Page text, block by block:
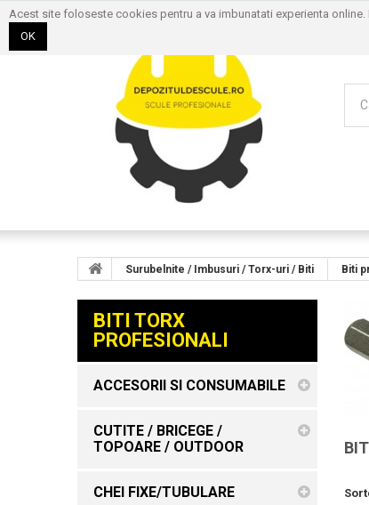
Surubelnite / Imbusuri / Torx-uri / Biti Biti
BITI TORX
PROFESIONALI
ACCESORII SI CONSUMABILE
CUTITE / BRICEGE /
TOPOARE / OUTDOOR
CHEI FIXE/TUBULARE
Acest site foloseste cookies pentru a va imbunatati experienta
OK